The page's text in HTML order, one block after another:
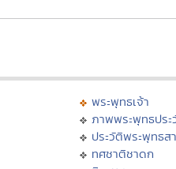
พระพุทธเจ้า
ภาพพระพุทธประ
ประวัติพระพุทธส
ทศชาติชาดก